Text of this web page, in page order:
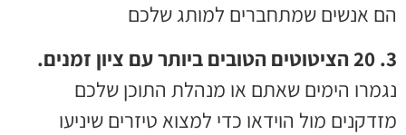
הם אנשים שמתחברים למותג שלכם
3. 20 הציטוטים הטובים ביותר עם ציון זמנים.
נגמרו הימים שאתם או מנהלת התוכן שלכם
מזדקנים מול הוידאו כדי למצוא טיזרים שיניעו